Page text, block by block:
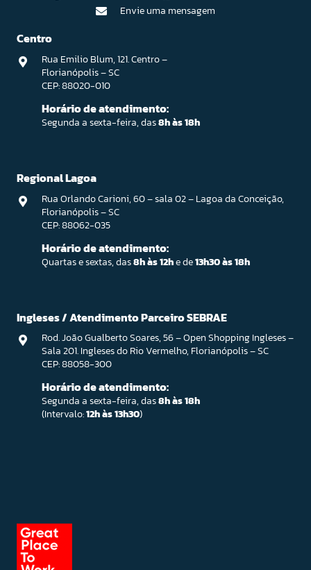
Envie uma mensagem
Centro
Rua Emilio Blum, 121. Centro –
Florianópolis – SC
CEP: 88020-010
Horário de atendimento:
Segunda a sexta-feira, das8h às 18h
Regional Lagoa
Rua Orlando Carioni, 60 – sala 02 – Lagoa da Conceição,
Florianópolis – SC
CEP: 88062-035
Horário de atendimento:
Quartas e sextas, das8h às 12he de13h30 às 18h
Ingleses / Atendimento Parceiro SEBRAE
Rod. João Gualberto Soares, 56 – Open Shopping Ingleses –
Sala 201. Ingleses do Rio Vermelho, Florianópolis – SC
CEP: 88058-300
Horário de atendimento:
Segunda a sexta-feira, das8h às 18h
(Intervalo:12h às 13h30)